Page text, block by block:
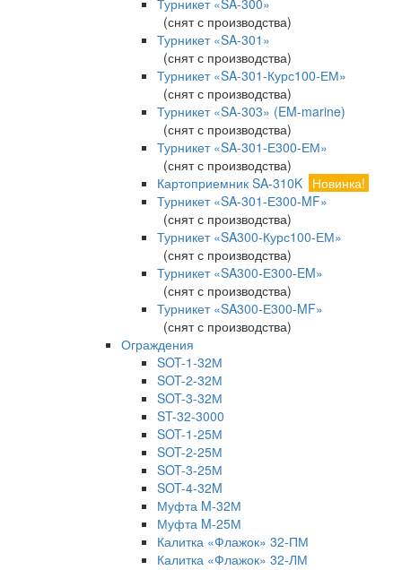
Турникет «SA-300»
(снят с производства)
Турникет «SA-301»
(снят с производства)
Турникет «SA-301-Курс100-ЕМ»
(снят с производства)
Турникет «SA-303» (EM-marine)
(снят с производства)
Турникет «SA-301-Е300-ЕМ»
(снят с производства)
Картоприемник SA-310K Новинка!
Турникет «SA-301-Е300-MF»
(снят с производства)
Турникет «SA300-Курс100-ЕМ»
(снят с производства)
Турникет «SA300-Е300-EM»
(снят с производства)
Турникет «SA300-Е300-MF»
(снят с производства)
Ограждения
SOT-1-32М
SOT-2-32М
SOT-3-32М
ST-32-3000
SOT-1-25М
SOT-2-25М
SOT-3-25М
SOT-4-32M
Муфта M-32М
Муфта M-25М
Калитка «Флажок» 32-ПМ
Калитка «Флажок» 32-ЛМ